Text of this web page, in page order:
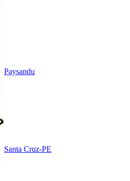
Paysandu
Santa Cruz-PE